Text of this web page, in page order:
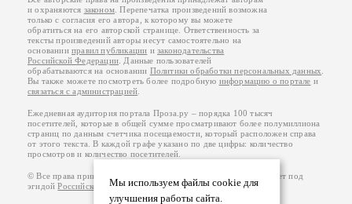
Мы используем файлы cookie для
улучшения работы сайта.
и охраняются законом . Перепечатка произведений возможна
только с согласия его автора, к которому вы можете
обратиться на его авторской странице. Ответственность за
тексты произведений авторы несут самостоятельно на
основанииправил публикации изаконодательства
Российской Федерации . Данные пользователей
обрабатываются на основании Политики обработки персональных данных
Вы также можете посмотреть более подробную информацию о портале и
связаться с администрацией
Ежедневная аудитория портала Проза.ру – порядка 100 тысяч
посетителей, которые в общей сумме просматривают более полумиллиона
страниц по данным счетчика посещаемости, который расположен справа
от этого текста. В каждой графе указано по две цифры: количество
просмотров и количество посетителей.
© Все права принадлежат авторам, 2000-2026. Портал работает под
эгидойРоссийского союза писателей.18+